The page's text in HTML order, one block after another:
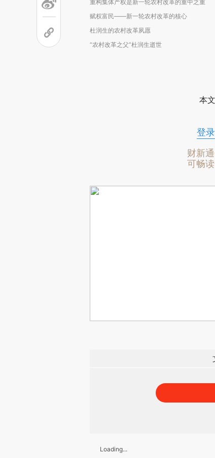
重构集体产权是新一轮农村改革的重中之重
赋权富民——新一轮农村改革的核心
杜润生的农村改革夙愿
“农村改革之父”杜润生逝世
本
登录
财新
可畅
Loading...